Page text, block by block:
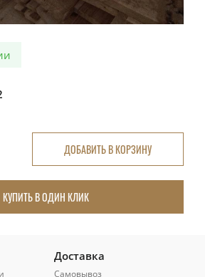
ДОБАВИТЬ В КОРЗИНУ
КУПИТЬ В ОДИН КЛИК
Доставка
Самовывоз